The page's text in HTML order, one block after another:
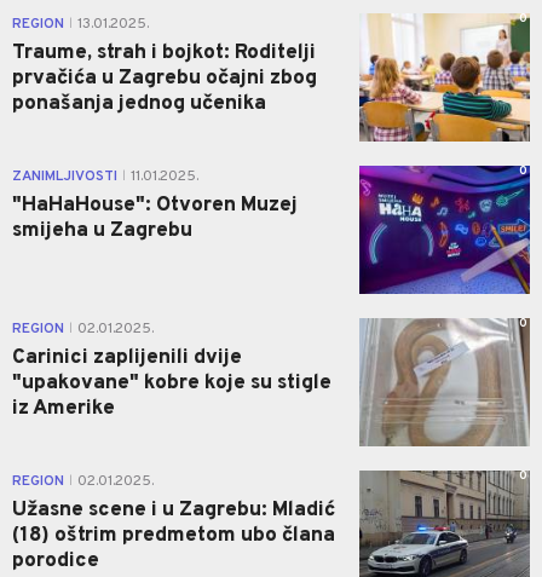
REGION 13.01.2025.
Traume, strah i bojkot: Roditelji
prvačića u Zagrebu očajni zbog
ponašanja jednog učenika
0
ZANIMLJIVOSTI 11.01.2025.
"HaHaHouse": Otvoren Muzej
smijeha u Zagrebu
0
REGION 02.01.2025.
Carinici zaplijenili dvije
"upakovane" kobre koje su stigle
iz Amerike
0
REGION 02.01.2025.
Užasne scene i u Zagrebu: Mladić
(18) oštrim predmetom ubo člana
porodice
0